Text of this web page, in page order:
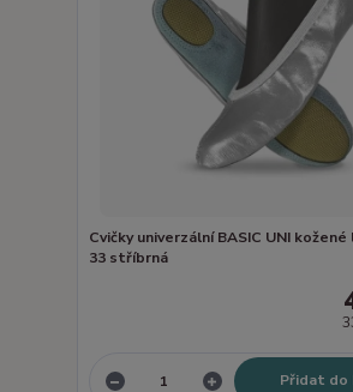
Cvičky univerzální BASIC UNI
33 stříbrná
Přidat do